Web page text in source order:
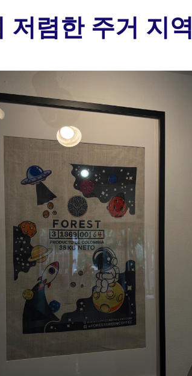
저렴한 주거 지역